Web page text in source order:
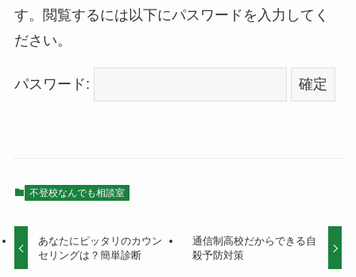
す。閲覧するには以下にパスワードを入力してく
ださい。
パスワード:
不登校なんでも相談室
あなたにピッタリのカウン
セリングは？簡単診断
通信制高校だからできる自
殺予防対策